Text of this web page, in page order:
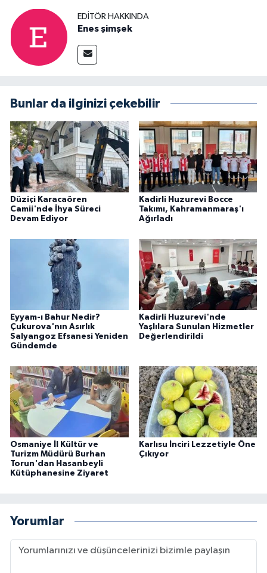
EDITÖR HAKKINDA
Enes şimşek
Bunlar da ilginizi çekebilir
Düziçi Karacaören
Camii'nde İhya Süreci
Devam Ediyor
Kadirli Huzurevi Bocce
Takımı, Kahramanmaraş'ı
Ağırladı
Eyyam-ı Bahur Nedir?
Çukurova'nın Asırlık
Salyangoz Efsanesi Yeniden
Gündemde
Kadirli Huzurevi'nde
Yaşlılara Sunulan Hizmetler
Değerlendirildi
Osmaniye İl Kültür ve
Turizm Müdürü Burhan
Torun'dan Hasanbeyli
Kütüphanesine Ziyaret
Karlısu İnciri Lezzetiyle Öne
Çıkıyor
Yorumlar